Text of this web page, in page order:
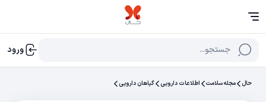
جستجو... ورود
حال مجله سلامت اطلاعات دارویی گیاهان دارویی